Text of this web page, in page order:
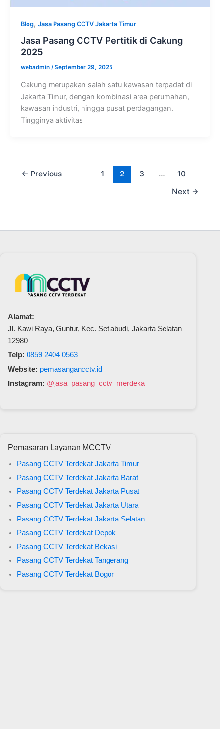
Blog, Jasa Pasang CCTV Jakarta Timur
Jasa Pasang CCTV Pertitik di Cakung
2025
webadmin /September 29, 2025
Cakung merupakan salah satu kawasan terpadat di
Jakarta Timur, dengan kombinasi area perumahan,
kawasan industri, hingga pusat perdagangan.
Tingginya aktivitas
← Previous 1 2 3 …
10
Next →
Alamat:
Jl. Kawi Raya, Guntur, Kec. Setiabudi, Jakarta Selatan
12980
Telp: 0859 2404 0563
Website: pemasangancctv.id
Instagram: @jasa_pasang_cctv_merdeka
Pemasaran Layanan MCCTV
Pasang CCTV Terdekat Jakarta Timur
Pasang CCTV Terdekat Jakarta Barat
Pasang CCTV Terdekat Jakarta Pusat
Pasang CCTV Terdekat Jakarta Utara
Pasang CCTV Terdekat Jakarta Selatan
Pasang CCTV Terdekat Depok
Pasang CCTV Terdekat Bekasi
Pasang CCTV Terdekat Tangerang
Pasang CCTV Terdekat Bogor